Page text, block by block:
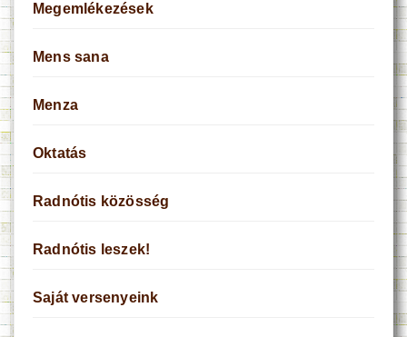
Megemlékezések
Mens sana
Menza
Oktatás
Radnótis közösség
Radnótis leszek!
Saját versenyeink